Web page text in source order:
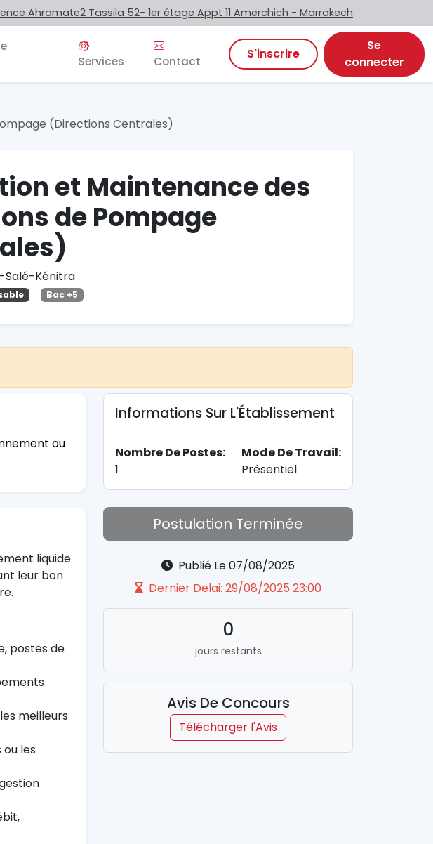
Ahramate2 Tassila 52- 1er étage Appt 11 Amerchich - Marrakech
Services Contact S'inscrire
Se
connecter
(Directions Centrales)
et Maintenance des
de Pompage
Salé-Kénitra
Bac +5
ou
liquide
leur bon
postes de
meilleurs
les
Informations Sur L'Établissement
Nombre De Postes:
1
Mode De Travail:
Présentiel
Postulation Terminée
Publié Le 07/08/2025
Dernier Delai: 29/08/2025 23:00
0
jours restants
Avis De Concours
Télécharger l'Avis